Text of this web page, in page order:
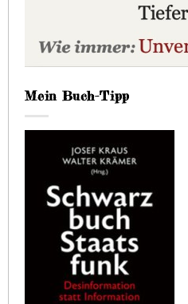
Mein Buch-Tipp